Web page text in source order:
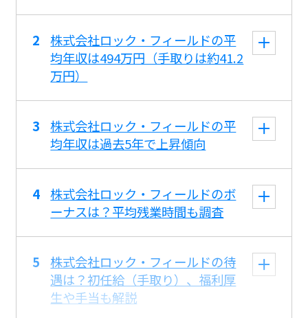
株式会社ロック・フィールドの平
均年収は494万円（手取りは約41.2
万円）
株式会社ロック・フィールドの平
均年収は過去5年で上昇傾向
株式会社ロック・フィールドのボ
ーナスは？平均残業時間も調査
株式会社ロック・フィールドの待
遇は？初任給（手取り）、福利厚
生や手当も解説